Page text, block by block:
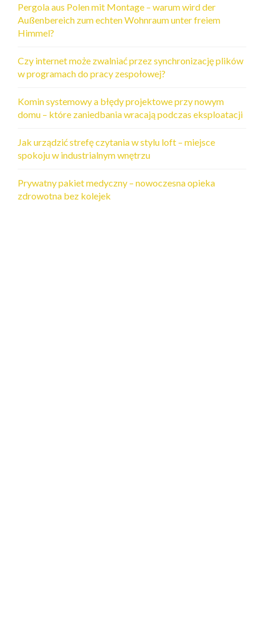
Pergola aus Polen mit Montage – warum wird der
Außenbereich zum echten Wohnraum unter freiem
Himmel?
Czy internet może zwalniać przez synchronizację plików
w programach do pracy zespołowej?
Komin systemowy a błędy projektowe przy nowym
domu – które zaniedbania wracają podczas eksploatacji
Jak urządzić strefę czytania w stylu loft – miejsce
spokoju w industrialnym wnętrzu
Prywatny pakiet medyczny – nowoczesna opieka
zdrowotna bez kolejek